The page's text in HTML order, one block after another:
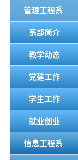
管理工程系
系部简介
教学动态
党建工作
学生工作
就业创业
信息工程系